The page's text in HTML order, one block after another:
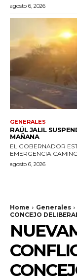
agosto 6, 2026
GENERALES
RAÚL JALIL
MAÑANA
EL GOBERNADOR
agosto 6, 2026